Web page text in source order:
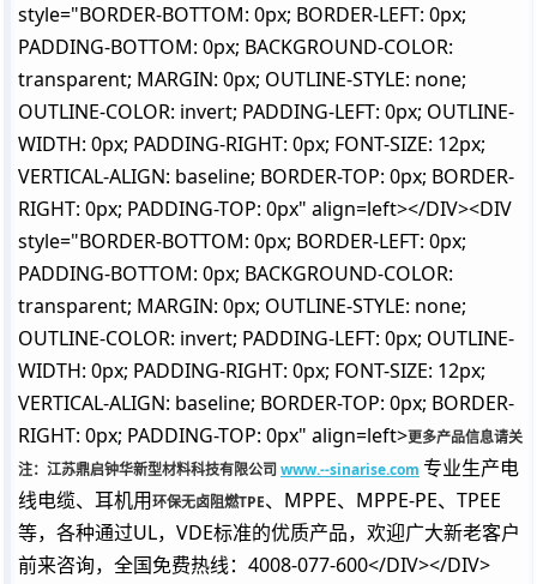
style="BORDER-BOTTOM: 0px; BORDER-LEFT: 0px;
PADDING-BOTTOM: 0px; BACKGROUND-COLOR:
transparent; MARGIN: 0px; OUTLINE-STYLE: none;
OUTLINE-COLOR: invert; PADDING-LEFT: 0px; OUTLINE-
WIDTH: 0px; PADDING-RIGHT: 0px; FONT-SIZE: 12px;
VERTICAL-ALIGN: baseline; BORDER-TOP: 0px; BORDER-
RIGHT: 0px; PADDING-TOP: 0px" align=left></DIV><DIV
style="BORDER-BOTTOM: 0px; BORDER-LEFT: 0px;
PADDING-BOTTOM: 0px; BACKGROUND-COLOR:
transparent; MARGIN: 0px; OUTLINE-STYLE: none;
OUTLINE-COLOR: invert; PADDING-LEFT: 0px; OUTLINE-
WIDTH: 0px; PADDING-RIGHT: 0px; FONT-SIZE: 12px;
VERTICAL-ALIGN: baseline; BORDER-TOP: 0px; BORDER-
RIGHT: 0px; PADDING-TOP: 0px" align=left>更多产品信息请关
注：江苏鼎启钟华新型材料科技有限公司 www.--sinarise.com 专业生产电
线电缆、耳机用环保无卤阻燃TPE、MPPE、MPPE-PE、TPEE
等，各种通过UL，VDE标准的优质产品，欢迎广大新老客户
前来咨询，全国免费热线：4008-077-600</DIV></DIV>